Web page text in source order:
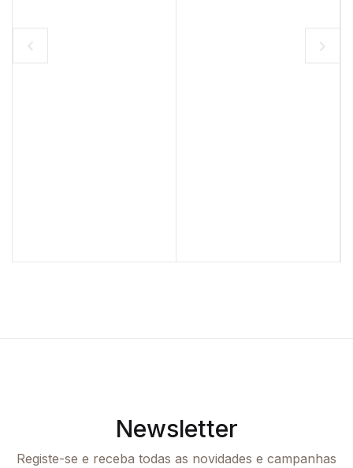
-10%
Newsletter
Registe-se e receba todas as novidades e campanhas